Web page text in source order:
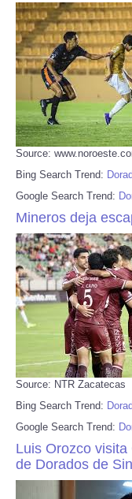
Source:
Bing Search Trend:
Google Search Trend:
Mineros deja
Source: NTR Zacatecas
Bing Search Trend:
Google Search Trend:
Luis Orozco
de Dorados de